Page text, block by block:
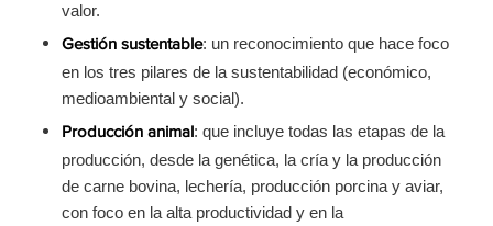
valor.
Gestión sustentable: un reconocimiento que hace foco
en los tres pilares de la sustentabilidad (económico,
medioambiental y social).
Producción animal: que incluye todas las etapas de la
producción, desde la genética, la cría y la producción
de carne bovina, lechería, producción porcina y aviar,
con foco en la alta productividad y en la